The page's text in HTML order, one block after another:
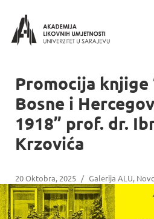
Promocija
Bosne i
1918” prof. dr.
Krzovića
20 Oktobra, 2025 / Galerija ALU,